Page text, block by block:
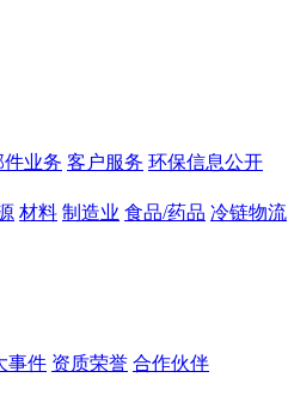
件业务 客户服务 环保信息公开
材料 制造业 食品/药品 冷链物流
事件 资质荣誉 合作伙伴